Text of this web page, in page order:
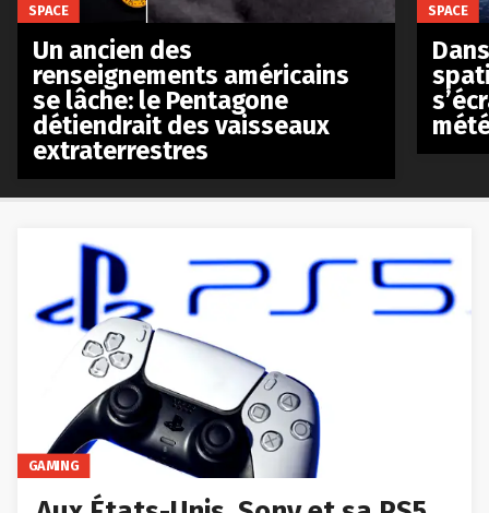
GAMING
SPACE
Un ancien des
renseignements américains
se lâche: le Pentagone
détiendrait des vaisseaux
extraterrestres
SPACE